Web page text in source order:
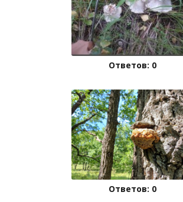
Ответов: 0
Ответов: 0